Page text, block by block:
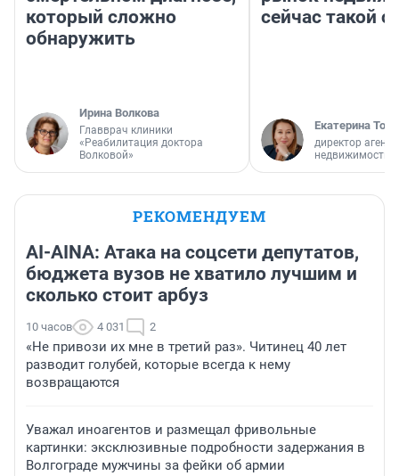
который сложно
обнаружить
Ирина Волкова
Главврач клиники
«Реабилитация доктора
Волковой»
сейчас такой
Екатерина
директор
недвижимости
РЕКОМЕНДУЕМ
AI-AINA: Атака на соцсети депутатов,
бюджета вузов не хватило лучшим и
сколько стоит арбуз
10 часов 4 031 2
«Не привози их мне в третий раз». Читинец 40 лет
разводит голубей, которые всегда к нему
возвращаются
Уважал иноагентов и размещал фривольные
картинки: эксклюзивные подробности задержания в
Волгограде мужчины за фейки об армии